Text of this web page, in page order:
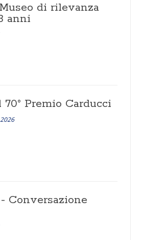
di rilevanza
anni
Premio Carducci
Conversazione